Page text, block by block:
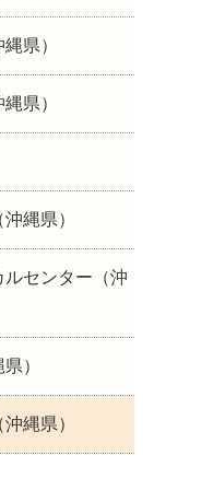
県）
県）
縄県）
センター（沖
）
縄県）